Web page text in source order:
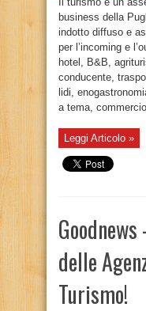
business della
indotto diffuso e
per l’incoming e
hotel, B&B,
conducente,
lidi,
a tema,
Leggi Articolo »
delle
Turismo!